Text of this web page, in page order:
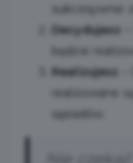
sukcesywnie
Decydujesz
będzie
Realizujesz
realizowane
sąsiadów.